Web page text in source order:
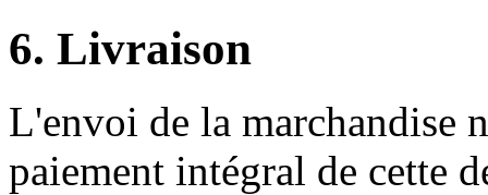
6. Livraison
L'envoi de la marchandise
paiement intégral de cette